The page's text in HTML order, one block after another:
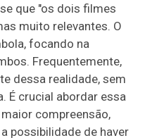
que "os dois filmes
muito relevantes. O
focando na
Frequentemente,
dessa realidade, sem
É crucial abordar essa
compreensão,
possibilidade de haver